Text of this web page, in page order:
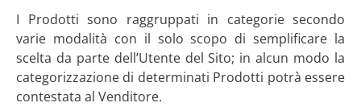
I Prodotti sono raggruppati in categorie secondo
varie modalità con il solo scopo di semplificare la
scelta da parte dell’Utente del Sito; in alcun modo la
categorizzazione di determinati Prodotti potrà essere
contestata al Venditore.